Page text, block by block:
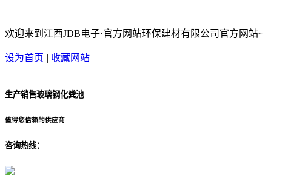
欢迎来到江西JDB电子·官方网站环保建材有限公司官方网站~
设为首页 | 收藏网站
生产销售玻璃钢化粪池
值得您信赖的供应商
咨询热线：